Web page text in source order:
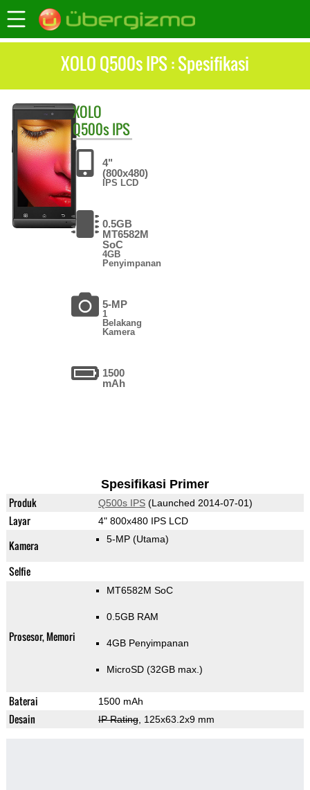
XOLO Q500s IPS : Spesifikasi
XOLO
Q500s IPS
4"
(800x480)
IPS LCD
0.5GB
MT6582M
SoC
4GB
Penyimpanan
5-MP
1
Belakang
Kamera
1500
mAh
Spesifikasi Primer
Produk Q500s IPS(Launched 2014-07-01)
Layar 4" 800x480 IPS LCD
Kamera 5-MP (Utama)
Selfie
Prosesor, Memori
MT6582M SoC
0.5GB RAM
4GB Penyimpanan
MicroSD (32GB max.)
Baterai 1500 mAh
Desain IP Rating, 125x63.2x9 mm